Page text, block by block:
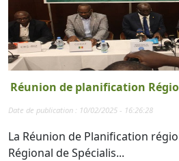
Réunion de planification
Date de publication : 10/02/2025 - 16:26:28
La Réunion de Planification
Régional de Spécialis...